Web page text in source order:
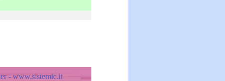
- www.sistemic.it